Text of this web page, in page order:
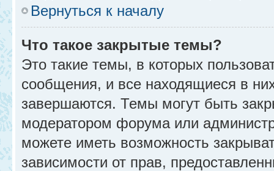
Вернуться к началу
Что такое закрытые темы?
Это такие темы, в которых
сообщения, и все находящиеся в
завершаются. Темы могут быть
модератором форума или
можете иметь возможность
зависимости от прав,